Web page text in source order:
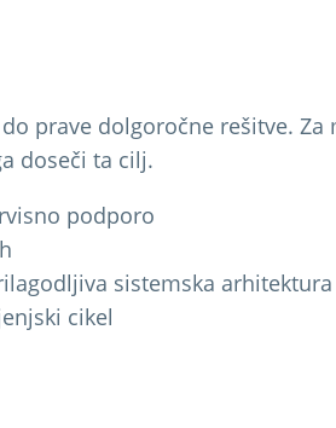
prave dolgoročne rešitve.
doseči ta cilj.
podporo
sistemska arhitektura
cikel